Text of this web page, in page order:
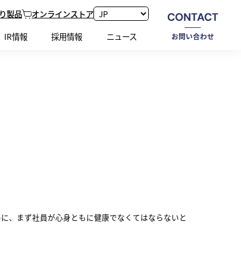
製品
オンラインストア
IR情報 採用情報 ニュース
CONTACT
お問い合わせ
健康経営宣言
、まず社員が心身ともに健康でなくてはならないと